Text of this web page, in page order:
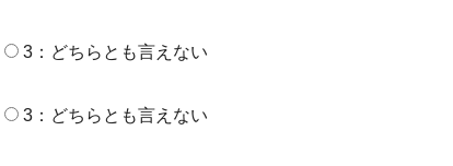
3：どちらとも言えない
3：どちらとも言えない